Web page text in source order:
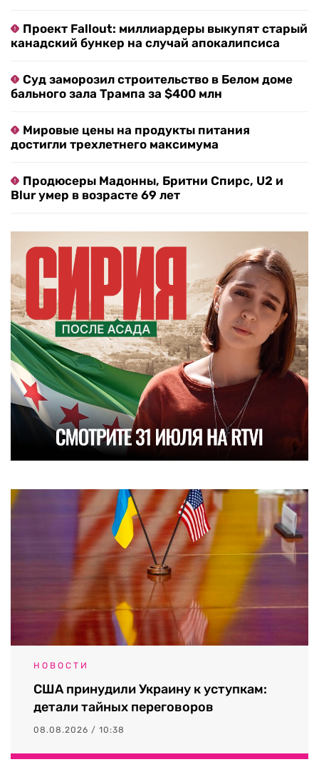
Проект Fallout: миллиардеры выкупят старый
канадский бункер на случай апокалипсиса
Суд заморозил строительство в Белом доме
бального зала Трампа за $400 млн
Мировые цены на продукты питания
достигли трехлетнего максимума
Продюсеры Мадонны, Бритни Спирс, U2 и
Blur умер в возрасте 69 лет
НОВОСТИ
США принудили Украину к уступкам:
детали тайных переговоров
08.08.2026 / 10:38